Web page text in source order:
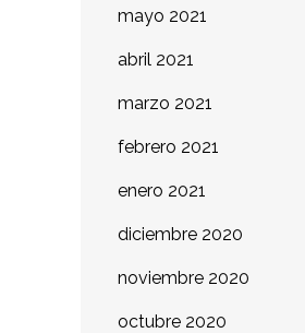
mayo 2021
abril 2021
marzo 2021
febrero 2021
enero 2021
diciembre 2020
noviembre 2020
octubre 2020